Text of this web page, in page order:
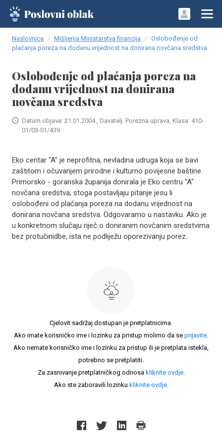
Naslovnica Mišljenja Ministarstva financija
Oslobođenje od
plaćanja poreza na dodanu vrijednost na donirana novčana sredstva
Oslobođenje od plaćanja poreza na
dodanu vrijednost na donirana
novčana sredstva
Datum objave: 21.01.2004., Davatelj: Porezna uprava, Klasa: 410-
01/03-01/439
Eko centar "A" je neprofitna, nevladina udruga koja se bavi
zaštitom i očuvanjem prirodne i kulturno povijesne baštine.
Primorsko - goranska županija donirala je Eko centru "A"
novčana sredstva, stoga postavljaju pitanje jesu li
oslobođeni od plaćanja poreza na dodanu vrijednost na
donirana novčana sredstva. Odgovaramo u nastavku. Ako je
u konkretnom slučaju riječ o doniranim novčanim sredstvima
bez protučinidbe, ista ne podliježu oporezivanju porez..
Cjelovit sadržaj dostupan je pretplatnicima.
Ako imate korisničko ime i lozinku za pristup molimo da se prijavite.
Ako nemate korisničko ime i lozinku za pristup ili je pretplata istekla,
potrebno se pretplatiti.
Za zasnivanje pretplatničkog odnosa kliknite ovdje.
Ako ste zaboravili lozinku kliknite ovdje.